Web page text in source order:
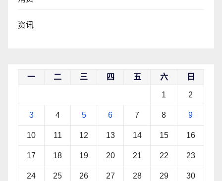
资讯
一 二 三 四 五 六 日
1 2
3 4 5 6 7 8 9
10 11 12 13 14 15 16
17 18 19 20 21 22 23
24 25 26 27 28 29 30